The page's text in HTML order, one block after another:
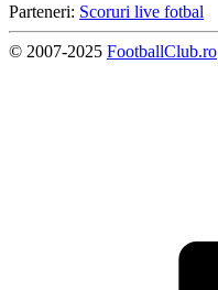
Parteneri: Scoruri live fotbal
© 2007-2025 FootballClub.ro